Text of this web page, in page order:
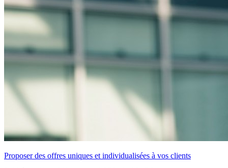
Proposer des offres uniques et individualisées à vos clients